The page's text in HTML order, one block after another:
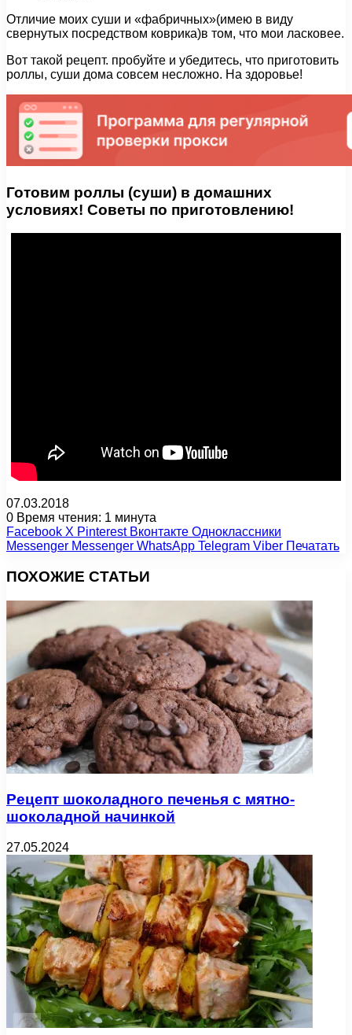
Отличие моих суши и «фабричных»(имею в виду
свернутых посредством коврика)в том, что мои ласковее.
Вот такой рецепт. пробуйте и убедитесь, что приготовить
роллы, суши дома совсем несложно. На здоровье!
Готовим роллы (суши) в домашних
условиях! Советы по приготовлению!
07.03.2018
0 Время чтения: 1 минута
Facebook X Pinterest Вконтакте Одноклассники
Messenger Messenger WhatsApp Telegram Viber Печатать
ПОХОЖИЕ СТАТЬИ
Рецепт шоколадного печенья с мятно-
шоколадной начинкой
27.05.2024